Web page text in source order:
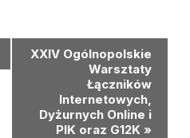
XXIV Ogólnopolskie
Warsztaty
Łączników
Internetowych,
Dyżurnych Online i
PIK oraz G12K »